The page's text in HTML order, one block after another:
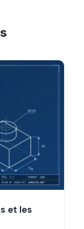
et les